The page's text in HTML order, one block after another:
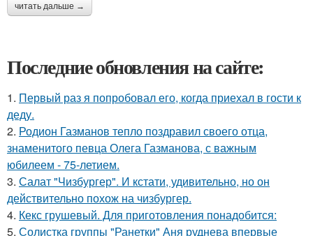
читать дальше →
Последние обновления на сайте:
1. Первый раз я попробовал его, когда приехал в гости к
деду.
2. Родион Газманов тепло поздравил своего отца,
знаменитого певца Олега Газманова, с важным
юбилеем - 75-летием.
3. Салат "Чизбургер". И кстати, удивительно, но он
действительно похож на чизбургер.
4. Кекс грушевый. Для приготовления понадобится:
5. Солистка группы "Ранетки" Аня руднева впервые